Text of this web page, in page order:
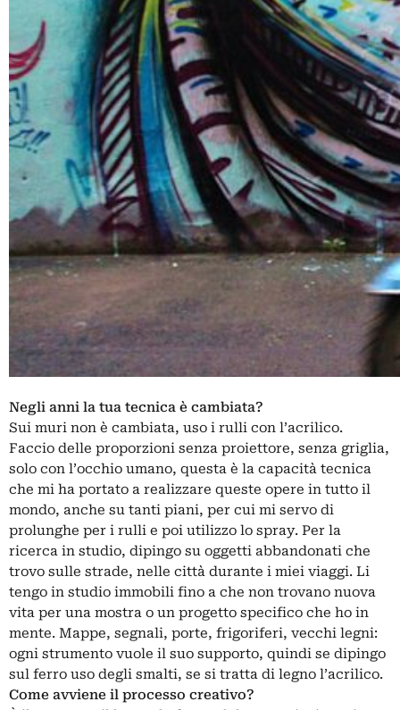
Negli anni la tua tecnica è cambiata?
Sui muri non è cambiata, uso i rulli con l’acrilico.
Faccio delle proporzioni senza proiettore, senza griglia,
solo con l’occhio umano, questa è la capacità tecnica
che mi ha portato a realizzare queste opere in tutto il
mondo, anche su tanti piani, per cui mi servo di
prolunghe per i rulli e poi utilizzo lo spray. Per la
ricerca in studio, dipingo su oggetti abbandonati che
trovo sulle strade, nelle città durante i miei viaggi. Li
tengo in studio immobili fino a che non trovano nuova
vita per una mostra o un progetto specifico che ho in
mente. Mappe, segnali, porte, frigoriferi, vecchi legni:
ogni strumento vuole il suo supporto, quindi se dipingo
sul ferro uso degli smalti, se si tratta di legno l’acrilico.
Come avviene il processo creativo?